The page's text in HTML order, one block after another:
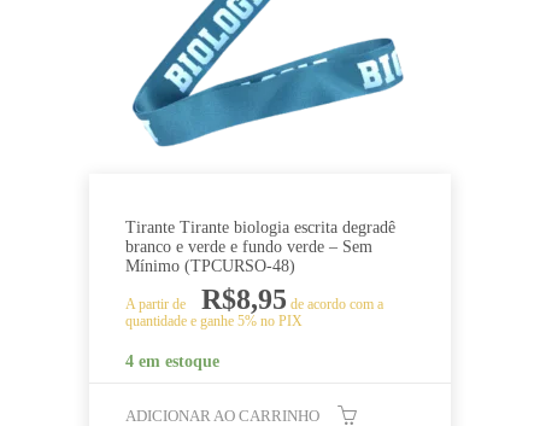
Tirante Tirante biologia escrita degradê
branco e verde e fundo verde – Sem
Mínimo (TPCURSO-48)
A partir de R$8,95 de acordo com a
quantidade e ganhe 5% no PIX
4 em estoque
ADICIONAR AO CARRINHO